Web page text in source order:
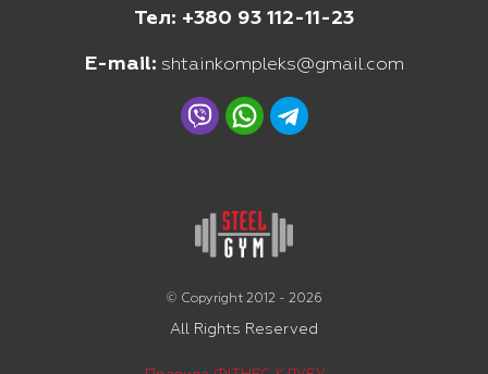
© Copyright 2012 - 2026
All Rights Reserved
Тел: +380 93 112-11-23
E-mail: shtainkompleks@gmail.com